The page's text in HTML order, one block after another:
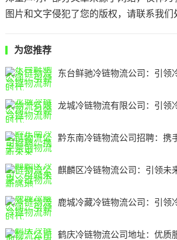
图片和文字侵犯了您的版权，请联系我们
为您推荐
东台鲜驰冷链物流公司：引领
龙城冷链物流有限公司：引领
黔东南冷链物流公司招聘：携
麒麟区冷链物流公司：引领未
鹿城冷藏冷链物流公司：引领
鹤庆冷链物流公司地址：优质